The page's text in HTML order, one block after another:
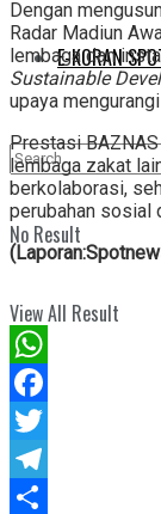
E-KORAN
No Result
View All Result
Dengan
Radar Madiun
lembaga dan
Sustainable
upaya
Prestasi
lembaga zakat
berkolaborasi,
perubahan sosial
WhatsApp
Facebook
Twitter
Telegram